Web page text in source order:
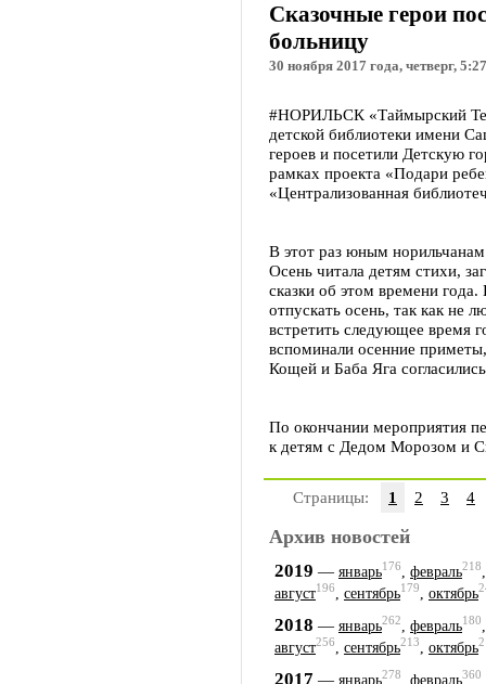
Сказочные герои
больницу
30 ноября 2017 года, четверг, 5:27
#НОРИЛЬСК «Таймырский
детской библиотеки имени
героев и посетили Детскую
рамках проекта «Подари
«Централизованная
В этот раз юным
Осень читала детям стихи,
сказки об этом времени
отпускать осень, так как не
встретить следующее время
вспоминали осенние
Кощей и Баба Яга
По окончании мероприятия
к детям с Дедом Морозом и
Страницы: 1 2 3 4
Архив новостей
2019 — январь176 февраль218
август196, сентябрь179, октябрь
2018 — январь262 февраль180
август256, сентябрь213, октябрь
2017 — январь278 февраль360